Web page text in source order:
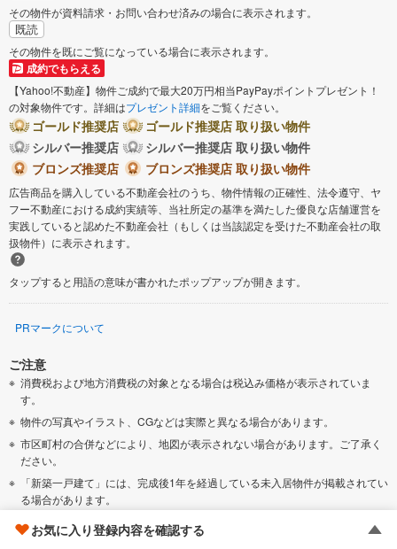
その物件が資料請求・お問い合わせ済みの場合に表示されます。
既読
その物件を既にご覧になっている場合に表示されます。
成約でもらえる
【Yahoo!不動産】物件ご成約で最大20万円相当PayPayポイントプレゼント！
の対象物件です。詳細はプレゼント詳細をご覧ください。
ゴールド推奨店
ゴールド推奨店 取り扱い物件
シルバー推奨店
シルバー推奨店 取り扱い物件
ブロンズ推奨店
ブロンズ推奨店 取り扱い物件
広告商品を購入している不動産会社のうち、物件情報の正確性、法令遵守、ヤ
フー不動産における成約実績等、当社所定の基準を満たした優良な店舗運営を
実践していると認めた不動産会社（もしくは当該認定を受けた不動産会社の取
扱物件）に表示されます。
タップすると用語の意味が書かれたポップアップが開きます。
PRマークについて
ご注意
消費税および地方消費税の対象となる場合は税込み価格が表示されていま
す。
物件の写真やイラスト、CGなどは実際と異なる場合があります。
市区町村の合併などにより、地図が表示されない場合があります。ご了承く
ださい。
「新築一戸建て」には、完成後1年を経過している未入居物件が掲載されてい
る場合があります。
「新築一戸建て」には、販売住戸が複数の物件は、全ての住戸に該当しない
項目もあります。各問い合わせ先にご確認ください。
お気に入り登録内容を確認する